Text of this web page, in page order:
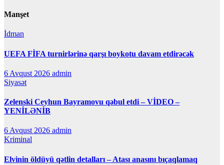
Manşet
İdman
UEFA FİFA turnirlərinə qarşı boykotu davam etdirəcək
6 Avqust 2026 admin
Siyasət
Zelenski Ceyhun Bayramovu qəbul etdi – VİDEO –
YENİLƏNİB
6 Avqust 2026 admin
Kriminal
Elvinin öldüyü qətlin detalları – Atası anasını bıçaqlamaq